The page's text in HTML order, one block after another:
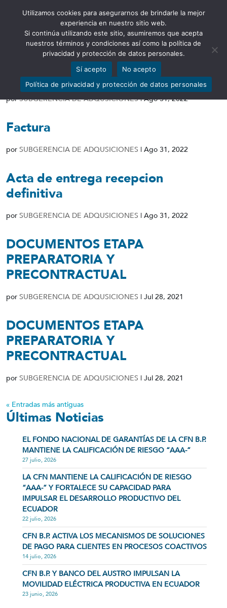
Abrir barra de herramientas
Informe de conformidad
porSUBGERENCIA DE ADQUSICIONES|Ago 31, 2022
Factura
por SUBGERENCIA DE ADQUSICIONES | Ago 31, 2022
Acta de entrega recepcion
definitiva
por SUBGERENCIA DE ADQUSICIONES | Ago 31, 2022
DOCUMENTOS ETAPA
PREPARATORIA Y
PRECONTRACTUAL
por SUBGERENCIA DE ADQUSICIONES | Jul 28, 2021
DOCUMENTOS ETAPA
PREPARATORIA Y
PRECONTRACTUAL
por SUBGERENCIA DE ADQUSICIONES | Jul 28, 2021
« Entradas más antiguas
Últimas Noticias
EL FONDO NACIONAL DE GARANTÍAS DE LA CFN B.P.
MANTIENE LA CALIFICACIÓN DE RIESGO “AAA-”
27 julio, 2026
LA CFN MANTIENE LA CALIFICACIÓN DE RIESGO
“AAA-” Y FORTALECE SU CAPACIDAD PARA
IMPULSAR EL DESARROLLO PRODUCTIVO DEL
ECUADOR
22 julio, 2026
CFN B.P. ACTIVA LOS MECANISMOS DE SOLUCIONES
DE PAGO PARA CLIENTES EN PROCESOS COACTIVOS
14 julio, 2026
CFN B.P. Y BANCO DEL AUSTRO IMPULSAN LA
MOVILIDAD ELÉCTRICA PRODUCTIVA EN ECUADOR
23 junio, 2026
Utilizamos cookies para asegurarnos de brindarle la mejor
experiencia en nuestro sitio web.
Si continúa utilizando este sitio, asumiremos que acepta
nuestros términos y condiciones así como la política de
privacidad y protección de datos personales.
Sí acepto
No acepto
Política de privacidad y protección de datos personales